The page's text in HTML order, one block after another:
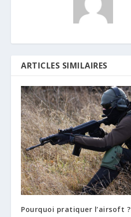
ARTICLES SIMILAIRES
Pourquoi pratiquer l’airsoft ?